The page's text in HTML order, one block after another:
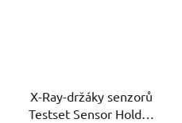
X-Ray-držáky senzorů
Testset Sensor Holder